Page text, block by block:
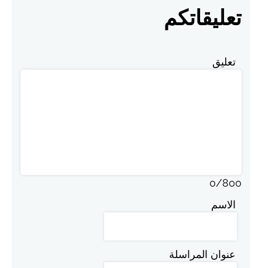
تعليقاتكم
تعليق
0/800
الاسم
عنوان المراسلة